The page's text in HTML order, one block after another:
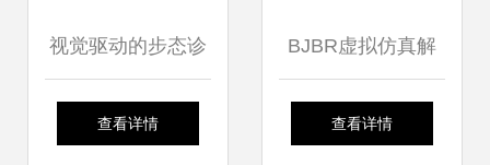
视觉驱动的步态诊
断 揭秘VISUAL3D
查看详情
BJBR虚拟仿真解
决方案 融合前沿技
查看详情